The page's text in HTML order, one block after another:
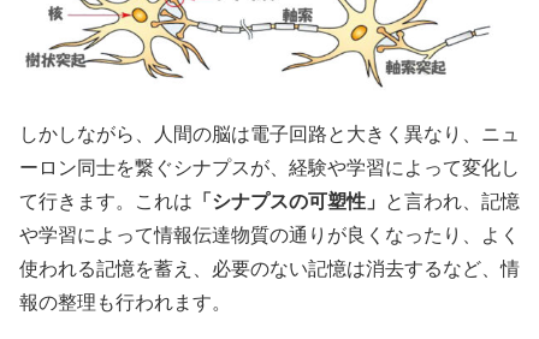
しかしながら、人間の脳は電子回路と大きく異なり、ニュ
ーロン同士を繋ぐシナプスが、経験や学習によって変化し
て行きます。これは 「シナプスの可塑性」
と言われ、記憶
や学習によって情報伝達物質の通りが良くなったり、よく
使われる記憶を蓄え、必要のない記憶は消去するなど、情
報の整理も行われます。